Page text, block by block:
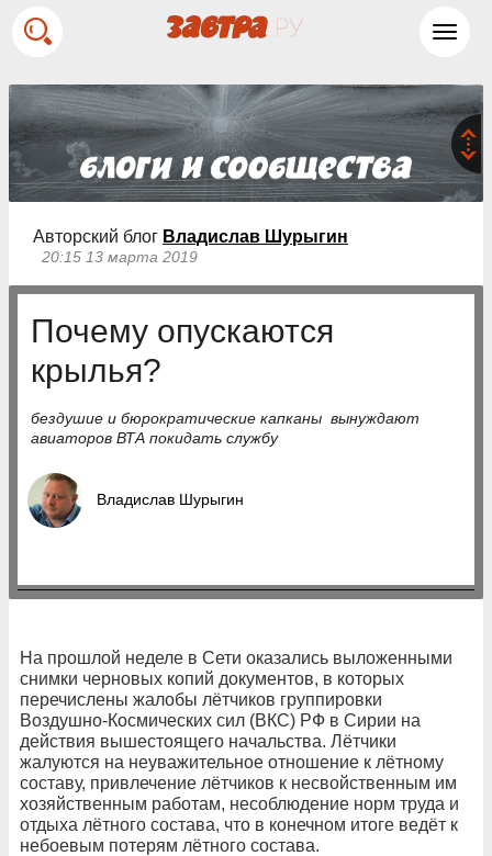
Авторский блог Владислав Шурыгин
20:15 13 марта 2019
Почему опускаются
крылья?
бездушие и бюрократические капканы вынуждают
авиаторов ВТА покидать службу
Владислав Шурыгин
На прошлой неделе в Сети оказались выложенными
снимки черновых копий документов, в которых
перечислены жалобы лётчиков группировки
Воздушно-Космических сил (ВКС) РФ в Сирии на
действия вышестоящего начальства. Лётчики
жалуются на неуважительное отношение к лётному
составу, привлечение лётчиков к несвойственным им
хозяйственным работам, несоблюдение норм труда и
отдыха лётного состава, что в конечном итоге ведёт к
небоевым потерям лётного состава.